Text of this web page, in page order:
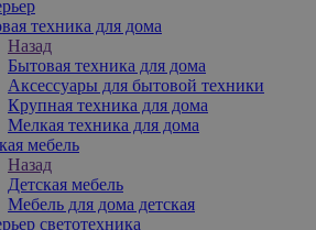
техника для дома
Назад
Бытовая техника для дома
Аксессуары для бытовой техники
Крупная техника для дома
Мелкая техника для дома
мебель
Назад
Детская мебель
Мебель для дома детская
светотехника